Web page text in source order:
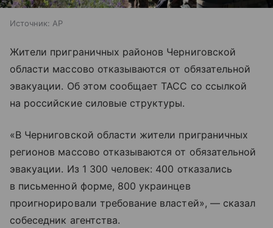
Источник: AP
Жители приграничных районов Черниговской
области массово отказываются от обязательной
эвакуации. Об этом сообщает ТАСС со ссылкой
на российские силовые структуры.
«В Черниговской области жители приграничных
регионов массово отказываются от обязательной
эвакуации. Из 1 300 человек: 400 отказались
в письменной форме, 800 украинцев
проигнорировали требование властей», — сказал
собеседник агентства.